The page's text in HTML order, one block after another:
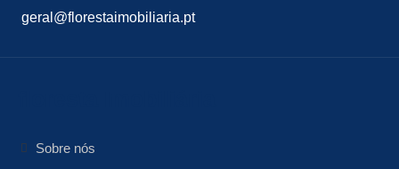
geral@florestaimobiliaria.pt
Sobre nós